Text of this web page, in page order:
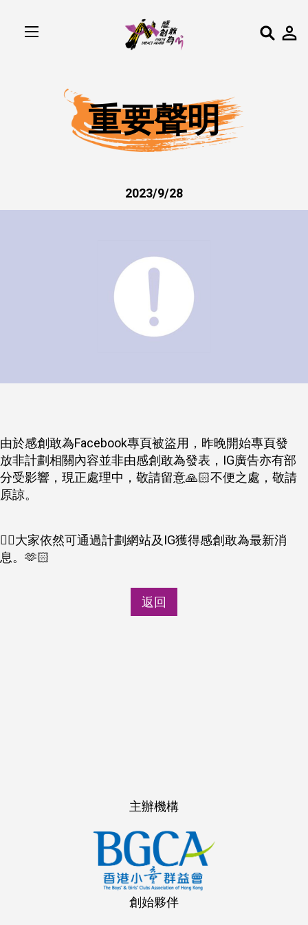
重要聲明
2023/9/28
由於感創敢為Facebook專頁被盜用，昨晚開始專頁發
放非計劃相關內容並非由感創敢為發表，IG廣告亦有部
分受影響，現正處理中，敬請留意🙏🏻不便之處，敬請
原諒。
👉🏻大家依然可通過計劃網站及IG獲得感創敢為最新消
息。🫶🏻
返回
主辦機構
創始夥伴